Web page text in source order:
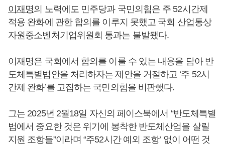
이재명의 노력에도 민주당과 국민의힘은 주 52시간제
적용 완화에 관한 합의를 이루지 못했고 국회 산업통상
자원중소벤처기업위원회 통과는 불발됐다.
이재명은 국회에서 합의를 이룰 수 있는 내용을 담아 반
도체특별법안을 처리하자는 제안을 거절하고 ‘주 52시
간제 완화’를 고집하는 국민의힘을 비판했다.
그는 2025년 2월18일 자신의 페이스북에서 “반도체특별
법에서 중요한 것은 위기에 봉착한 반도체산업을 살릴
지원 조항들”이라며 “주52시간 예외 조항’ 없이 어떤 것